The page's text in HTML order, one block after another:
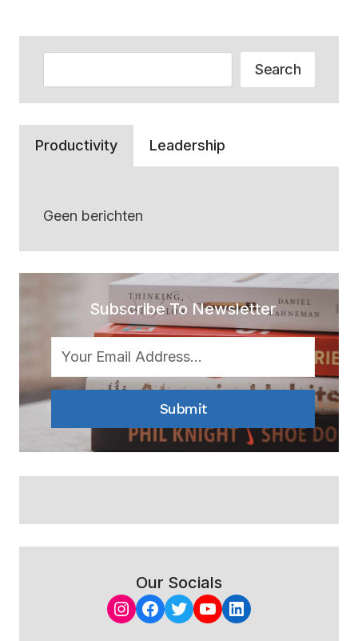
Search
Productivity Leadership
Geen berichten
Subscribe To Newsletter
Submit
Our Socials
Instagram
Facebook
Twitter
YouTube
LinkedIn